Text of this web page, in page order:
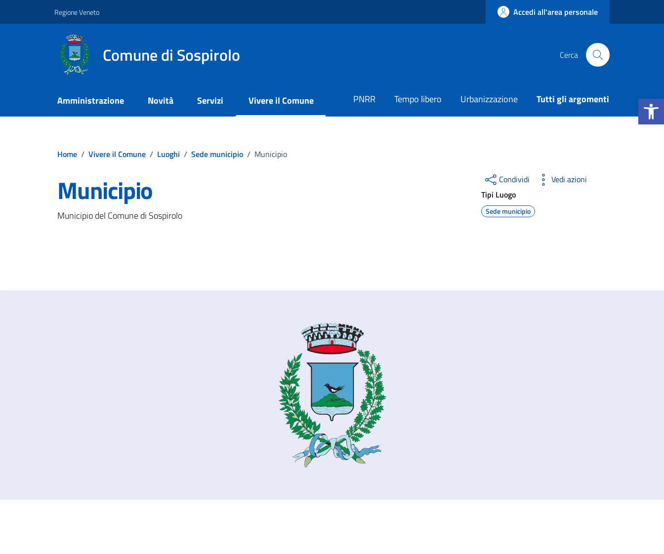
Apri la
Regione Veneto Accedi all'area personale
Comune di Sospirolo Cerca
Amministrazione Novità Servizi Vivere il Comune PNRR Tempo libero Urbanizzazione Tutti gli argomenti
Home / Vivere il Comune / Luoghi / Sede municipio / Municipio
Municipio
Municipio del Comune di Sospirolo
Condividi
Vedi azioni
Tipi Luogo
Sede municipio